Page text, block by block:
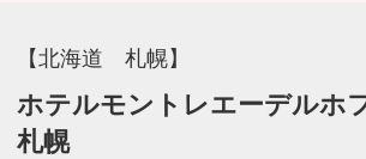
【北海道 札幌】
ホテルモントレエーデルホ
札幌